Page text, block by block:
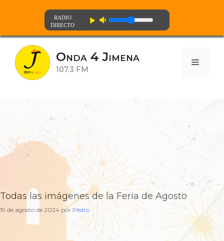
Saltar
contenido
play_arrow volume_down
Onda 4 Jimena
107.3 FM
Menú
Todas las imágenes de la Feria de Agosto
19 de agosto de 2024 por Pedro